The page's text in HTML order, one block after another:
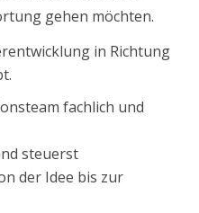
gehen möchten.
in Richtung
fachlich und
steuerst
der Idee bis zur